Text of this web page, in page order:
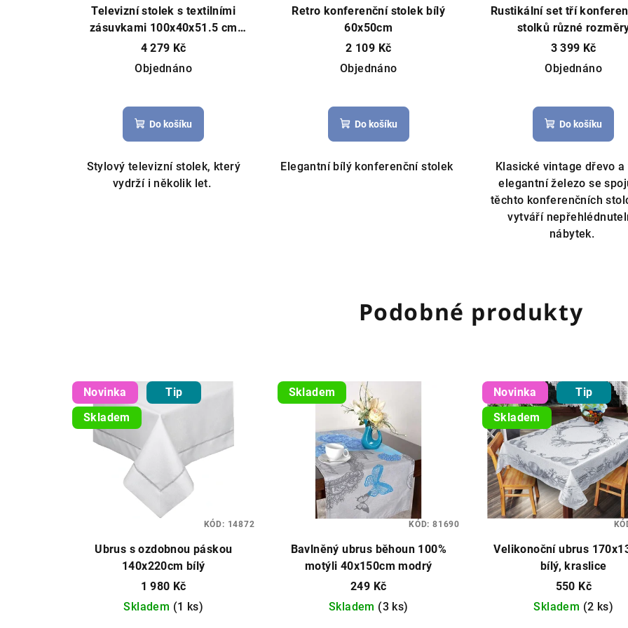
Televizní stolek s textilními
zásuvkami 100x40x51.5 cm
rustikálně hnědá
4 279 Kč
Objednáno
Do košíku
Stylový televizní stolek, který
vydrží i několik let.
Retro konferenční stolek bílý
60x50cm
2 109 Kč
Objednáno
Do košíku
Elegantní bílý konferenční stolek
Rustikální set tří
stolků různé
3 399 Kč
Objednáno
Do košíku
Klasické vintage dřevo a
elegantní železo se
těchto konferenčních
vytváří
nábytek.
Podobné produkty
Novinka
Tip
Skladem
Ubrus s ozdobnou páskou
140x220cm bílý
1 980 Kč
Skladem (1 ks)
KÓD: 14872
Skladem
Bavlněný ubrus běhoun 100%
motýli 40x150cm modrý
249 Kč
Skladem (3 ks)
KÓD: 81690
Novinka
Tip
Skladem
Velikonoční ubrus
bílý, kraslice
550 Kč
Skladem (2 ks)